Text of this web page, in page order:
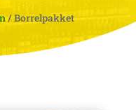
/ Borrelpakket